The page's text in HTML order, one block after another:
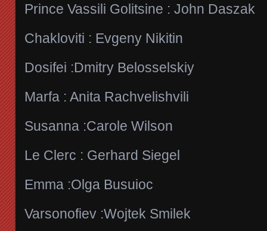
Prince Vassili Golitsine : John Daszak
Chakloviti : Evgeny Nikitin
Dosifei :Dmitry Belosselskiy
Marfa : Anita Rachvelishvili
Susanna :Carole Wilson
Le Clerc : Gerhard Siegel
Emma :Olga Busuioc
Varsonofiev :Wojtek Smilek